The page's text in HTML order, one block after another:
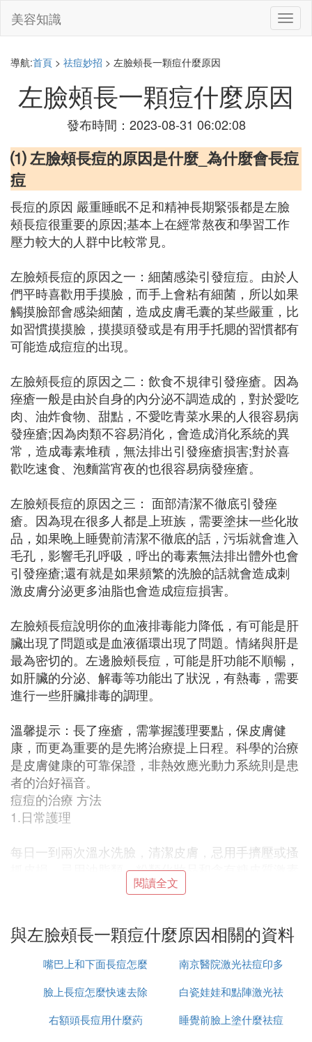
切
換
美容知識
導航:首頁 > 祛痘妙招 > 左臉頰長一顆痘什麼原因
左臉頰長一顆痘什麼原因
發布時間：2023-08-31 06:02:08
⑴ 左臉頰長痘的原因是什麼_為什麼會長痘
痘
長痘的原因 嚴重睡眠不足和精神長期緊張都是左臉
頰長痘很重要的原因;基本上在經常熬夜和學習工作
壓力較大的人群中比較常見。
左臉頰長痘的原因之一：細菌感染引發痘痘。由於人
們平時喜歡用手摸臉，而手上會粘有細菌，所以如果
觸摸臉部會感染細菌，造成皮膚毛囊的某些嚴重，比
如習慣摸摸臉，摸摸頭發或是有用手托腮的習慣都有
可能造成痘痘的出現。
左臉頰長痘的原因之二：飲食不規律引發痤瘡。因為
痤瘡一般是由於自身的內分泌不調造成的，對於愛吃
肉、油炸食物、甜點，不愛吃青菜水果的人很容易病
發痤瘡;因為肉類不容易消化，會造成消化系統的異
常，造成毒素堆積，無法排出引發痤瘡損害;對於喜
歡吃速食、泡麵當宵夜的也很容易病發痤瘡。
左臉頰長痘的原因之三： 面部清潔不徹底引發痤
瘡。因為現在很多人都是上班族，需要塗抹一些化妝
品，如果晚上睡覺前清潔不徹底的話，污垢就會進入
毛孔，影響毛孔呼吸，呼出的毒素無法排出體外也會
引發痤瘡;還有就是如果頻繁的洗臉的話就會造成刺
激皮膚分泌更多油脂也會造成痘痘損害。
左臉頰長痘說明你的血液排毒能力降低，有可能是肝
臟出現了問題或是血液循環出現了問題。情緒與肝是
最為密切的。左邊臉頰長痘，可能是肝功能不順暢，
如肝臟的分泌、解毒等功能出了狀況，有熱毒，需要
進行一些肝臟排毒的調理。
溫馨提示：長了痤瘡，需掌握護理要點，保皮膚健
康，而更為重要的是先將治療提上日程。科學的治療
是皮膚健康的可靠保證，非熱效應光動力系統則是患
者的治好福音。
痘痘的治療 方法
1.日常護理
每日一到兩次溫水洗臉，清潔皮膚，忌用手擠壓或搔
抓皮損。忌用油脂類、粉類化妝品和含有糖皮質激素
(1)局部外用葯物 維A酸類(維A酸乳膏、阿達帕林凝
膠、他扎羅汀凝膠)、過氧化苯甲醯、抗生素類(克林
黴素、紅黴素、氯黴素等)、壬二酸、硫磺洗劑等。
(2)口服抗生素 首選四環素類(米諾環素、多西環素
閱讀全文
與左臉頰長一顆痘什麼原因相關的資料
嘴巴上和下面長痘怎麼
治
南京醫院激光祛痘印多
少錢
臉上長痘怎麼快速去除
白瓷娃娃和點陣激光祛
痘印哪個好
右額頭長痘用什麼葯
睡覺前臉上塗什麼祛痘